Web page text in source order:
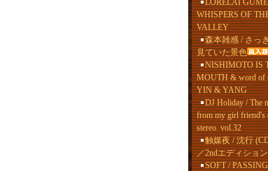
LORELAI
WHISPERS OF
VALLEY
森本雑感 / さっ
見ていた景色
NISHIMOTO IS
MOUTH & word of
YIN & YANG
DJ Holiday / The
from my girl friend's
stereo. vol.32
触媒夜 / 沈行
／2ndエディショ
SOFT /